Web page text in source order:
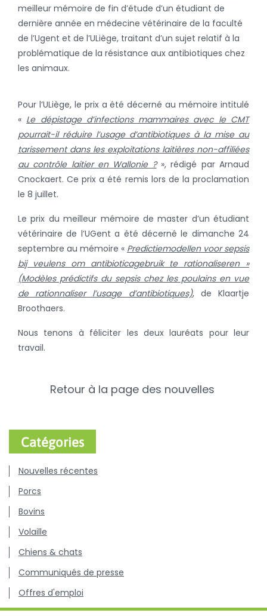
meilleur mémoire de fin d’étude d’un étudiant de
dernière année en médecine vétérinaire de la faculté
de l’Ugent et de l’ULiège, traitant d’un sujet relatif à la
problématique de la résistance aux antibiotiques chez
les animaux.
Pour l’ULiège, le prix a été décerné au mémoire intitulé
« Le dépistage d’infections mammaires avec le CMT
pourrait-il réduire l’usage d’antibiotiques à la mise au
tarissement dans les exploitations laitières non-affiliées
au contrôle laitier en Wallonie ?», rédigé par Arnaud
Cnockaert. Ce prix a été remis lors de la proclamation
le 8 juillet.
Le prix du meilleur mémoire de master d’un étudiant
vétérinaire de l’UGent a été décerné le dimanche 24
septembre au mémoire « Predictiemodellen voor sepsis
bij veulens om antibioticagebruik te rationaliseren »
(Modèles prédictifs du sepsis chez les poulains en vue
de rationnaliser l’usage d’antibiotiques), de Klaartje
Broothaers.
Nous tenons à féliciter les deux lauréats pour leur
travail.
Retour à la page des nouvelles
Catégories
Nouvelles récentes
Porcs
Bovins
Volaille
Chiens & chats
Communiqués de presse
Offres d'emploi